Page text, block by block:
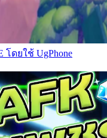
ดยใช้ UgPhone